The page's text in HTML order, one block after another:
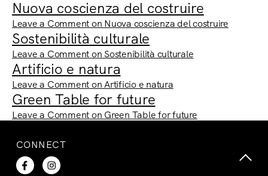
Nuova coscienza del costruire
Leave a Comment on Nuova coscienza del costruire
Sostenibilità culturale
Leave a Comment on Sostenibilità culturale
Artificio e natura
Leave a Comment on Artificio e natura
Green Table for future
Leave a Comment on Green Table for future
CONNECT